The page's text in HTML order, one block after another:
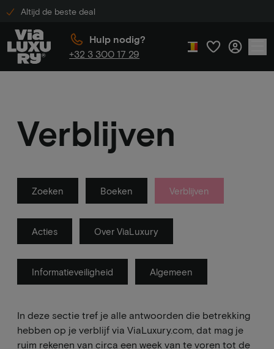
Altijd de beste deal
Hulp nodig?
+32 3 300 17 29
Verblijven
Zoeken Boeken Verblijven
Acties Over ViaLuxury
Informatieveiligheid Algemeen
In deze sectie tref je alle antwoorden die betrekking
hebben op je verblijf via ViaLuxury.com, dat mag je
ruim rekenen van circa een week van te voren tot de